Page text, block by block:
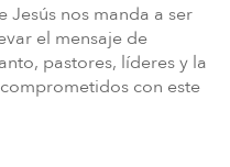
Jesús nos manda a ser
el mensaje de
pastores, líderes y la
con este